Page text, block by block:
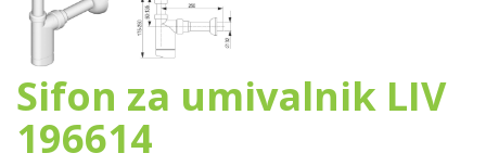
Sifon za umivalnik LIV
196614